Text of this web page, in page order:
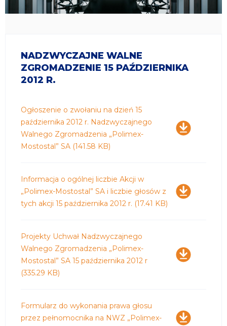
NADZWYCZAJNE WALNE
ZGROMADZENIE 15 PAŹDZIERNIKA
2012 R.
Pobierz
Ogłoszenie o zwołaniu na dzień 15
października 2012 r. Nadzwyczajnego
Walnego Zgromadzenia „Polimex-
Mostostal” SA (141.58 KB)
Pobierz
Informacja o ogólnej liczbie Akcji w
„Polimex-Mostostal” SA i liczbie głosów z
tych akcji 15 października 2012 r. (17.41 KB)
Pobierz
Projekty Uchwał Nadzwyczajnego
Walnego Zgromadzenia „Polimex-
Mostostal” SA 15 października 2012 r
(335.29 KB)
Pobierz
Formularz do wykonania prawa głosu
przez pełnomocnika na NWZ „Polimex-